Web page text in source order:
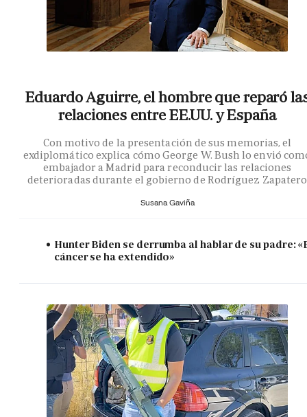
Eduardo Aguirre, el hombre que reparó
relaciones entre EE.UU. y España
Con motivo de la presentación de sus memorias, el
exdiplomático explica cómo George W. Bush lo envió
embajador a Madrid para reconducir las relaciones
deterioradas durante el gobierno de Rodríguez Zapatero
Susana Gaviña
Hunter Biden se derrumba al hablar de su padre:
cáncer se ha extendido»